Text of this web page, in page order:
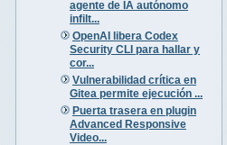
agente de IA autónomo
infilt...
OpenAI libera Codex
Security CLI para hallar y
cor...
Vulnerabilidad crítica en
Gitea permite ejecución ...
Puerta trasera en plugin
Advanced Responsive
Video...